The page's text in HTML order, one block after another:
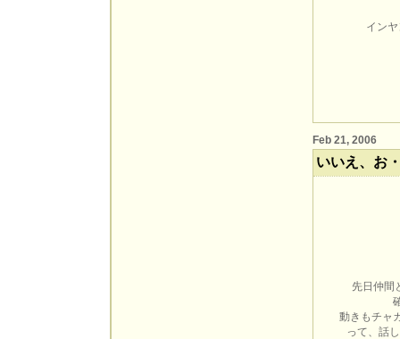
イン
Feb 21, 2006
いいえ、お
先日仲間
動きもチャ
って、話